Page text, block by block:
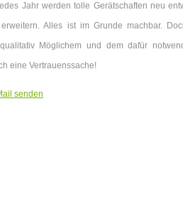
Jahr werden tolle Gerätschaften neu
Alles ist im Grunde machbar.
Möglichem und dem dafür
eine Vertrauenssache!
senden